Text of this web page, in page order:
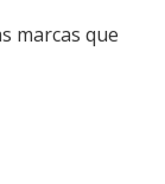
marcas que